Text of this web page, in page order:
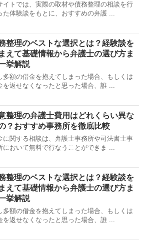
イトでは、実際の取材や債務整理の相談を行
た体験談をもとに、おすすめの弁護 ...
整理のベストな選択とは？経験談を
えて基礎情報から弁護士の選び方ま
挙解説
多額の借金を抱えてしまった場合、もしくは
を返せなくなったと思った場合、誰 ...
整理の弁護士費用はどれくらい異な
？おすすめ事務所を徹底比較
に関する相談は、弁護士事務所や司法書士事
において無料で行なうことができま ...
整理のベストな選択とは？経験談を
えて基礎情報から弁護士の選び方ま
挙解説
多額の借金を抱えてしまった場合、もしくは
を返せなくなったと思った場合、誰 ...